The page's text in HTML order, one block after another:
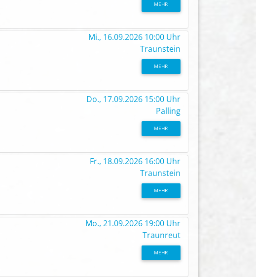
MEHR
Mi., 16.09.2026 10:00 Uhr
Traunstein
MEHR
Do., 17.09.2026 15:00 Uhr
Palling
MEHR
Fr., 18.09.2026 16:00 Uhr
Traunstein
MEHR
Mo., 21.09.2026 19:00 Uhr
Traunreut
MEHR